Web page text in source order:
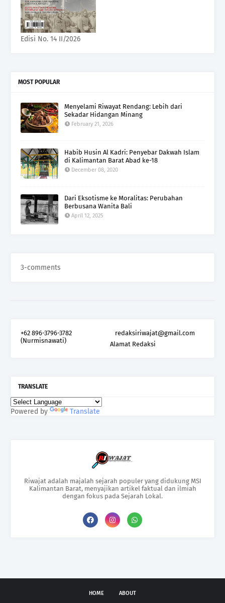
Edisi No. 14 II/2026
MOST POPULAR
Menyelami Riwayat Rendang: Lebih dari
Sekadar Hidangan Minang
February 21, 2026
Habib Husin Al Kadri: Penyebar Dakwah Islam
di Kalimantan Barat Abad ke-18
December 08, 2020
Dari Eksotisme ke Moralitas: Perubahan
Berbusana Wanita Bali
April 12, 2025
3-comments
+62 896-3796-3782
(Nurmisnawati)
redaksiriwajat@gmail.com
Alamat Redaksi
TRANSLATE
Powered by Translate
Riwajat adalah majalah sejarah populer yang didukung MSI
Kalimantan Barat, menyajikan artikel faktual dan ilmiah
dengan fokus pada Sejarah Lokal.
HOME ABOUT